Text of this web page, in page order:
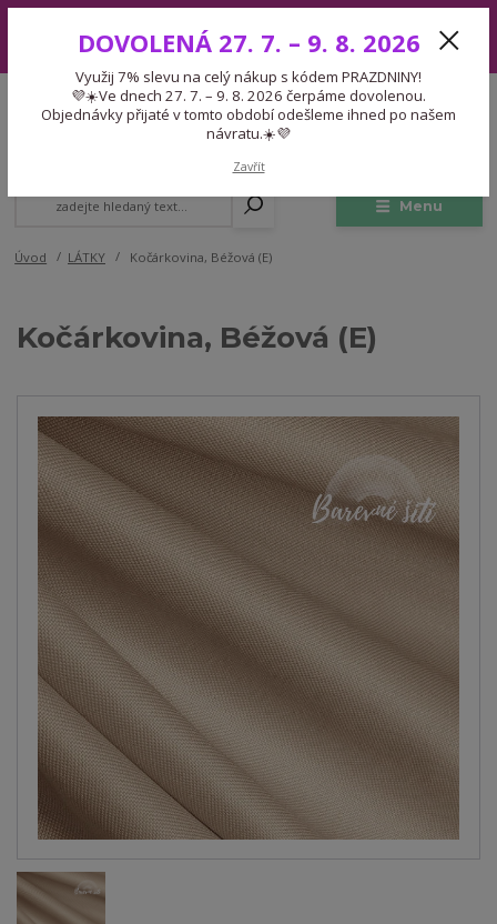
7. – 9. 8. 2026 čerpáme dovolenou. Objednávky přijaté v tomto období
odešleme ihned po našem návratu.☀️💜
Menu
CZK
Expedice 775 866 913
Po-Čt 9-15:30 Pá 9-14:30 Pauza 13-13:45
Úvod LÁTKY Kočárkovina, Béžová (E)
Kočárkovina, Béžová (E)
DOVOLENÁ 27. 7. – 9. 8. 2026
Využij 7% slevu na celý nákup s kódem PRAZDNINY!
💜☀️Ve dnech 27. 7. – 9. 8. 2026 čerpáme dovolenou.
Objednávky přijaté v tomto období odešleme ihned po našem
návratu.☀️💜
Zavřít